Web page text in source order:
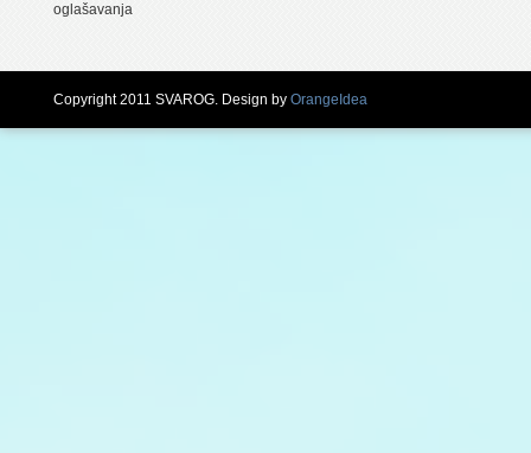
oglašavanja
Copyright 2011 SVAROG. Design by OrangeIdea